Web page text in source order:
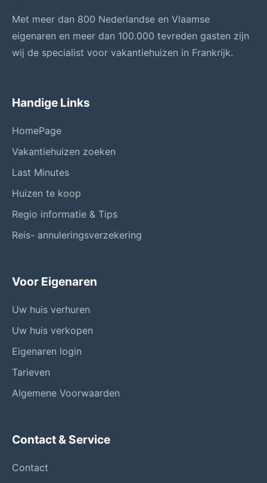
Met meer dan 800 Nederlandse en Vlaamse
eigenaren en meer dan 100.000 tevreden gasten zijn
wij de specialist voor vakantiehuizen in Frankrijk.
Handige Links
HomePage
Vakantiehuizen zoeken
Last Minutes
Huizen te koop
Regio informatie & Tips
Reis- annuleringsverzekering
Voor Eigenaren
Uw huis verhuren
Uw huis verkopen
Eigenaren login
Tarieven
Algemene Voorwaarden
Contact & Service
Contact